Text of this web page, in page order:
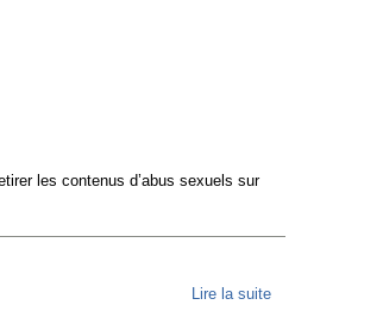
les contenus d’abus sexuels sur
Lire la suite